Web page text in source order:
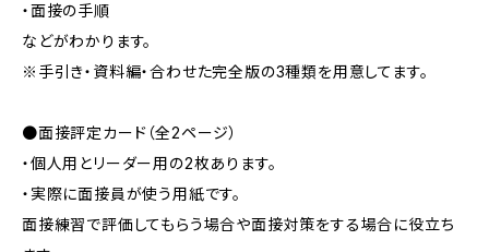
・面接の手順
などがわかります。
※手引き・資料編・合わせた完全版の3種類を用意してます。
●面接評定カード（全2ページ）
・個人用とリーダー用の2枚あります。
・実際に面接員が使う用紙です。
面接練習で評価してもらう場合や面接対策をする場合に役立ち